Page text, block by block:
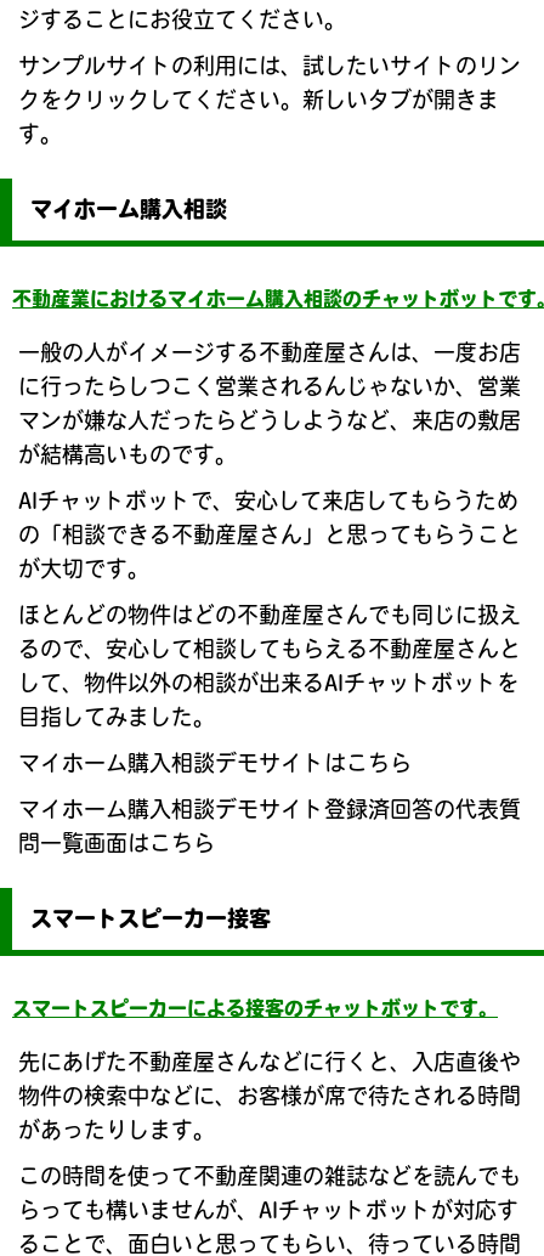
ジすることにお役立てください。
サンプルサイトの利用には、試したいサイトのリン
クをクリックしてください。新しいタブが開きま
す。
マイホーム購入相談
不動産業におけるマイホーム購入相談のチャットボットです
一般の人がイメージする不動産屋さんは、一度お店
に行ったらしつこく営業されるんじゃないか、営業
マンが嫌な人だったらどうしようなど、来店の敷居
が結構高いものです。
AIチャットボットで、安心して来店してもらうため
の「相談できる不動産屋さん」と思ってもらうこと
が大切です。
ほとんどの物件はどの不動産屋さんでも同じに扱え
るので、安心して相談してもらえる不動産屋さんと
して、物件以外の相談が出来るAIチャットボットを
目指してみました。
マイホーム購入相談デモサイトはこちら
マイホーム購入相談デモサイト登録済回答の代表質
問一覧画面はこちら
スマートスピーカー接客
スマートスピーカーによる接客のチャットボットです。
先にあげた不動産屋さんなどに行くと、入店直後や
物件の検索中などに、お客様が席で待たされる時間
があったりします。
この時間を使って不動産関連の雑誌などを読んでも
らっても構いませんが、AIチャットボットが対応す
ることで、面白いと思ってもらい、待っている時間